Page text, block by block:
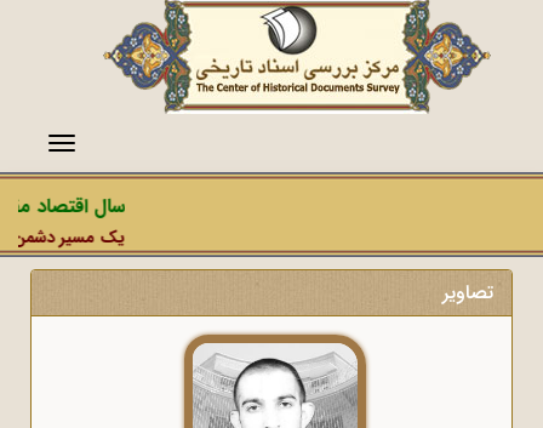
منو
سال اقتصاد
یک مسیر دشمن،
تصاویر